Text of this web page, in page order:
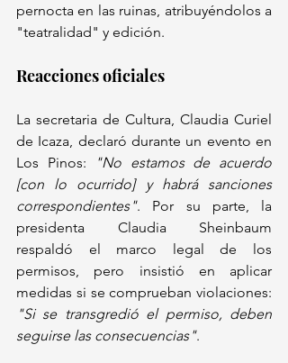
pernocta en las ruinas, atribuyéndolos a
"teatralidad" y edición.
Reacciones oficiales
La secretaria de Cultura, Claudia Curiel
de Icaza, declaró durante un evento en
Los Pinos:
"No estamos de acuerdo
[con lo ocurrido] y habrá sanciones
correspondientes". Por su parte, la
presidenta Claudia Sheinbaum
respaldó el marco legal de los
permisos, pero insistió en aplicar
"Si se transgredió el permiso, deben
seguirse las consecuencias".